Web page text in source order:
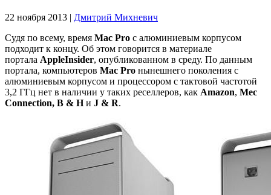
22 ноября 2013 | Дмитрий Михневич
Судя по всему, время Mac Pro с алюминиевым корпусом
подходит к концу. Об этом говорится в материале
портала AppleInsider, опубликованном в среду. По данным
портала, компьютеров Mac Pro нынешнего поколения с
алюминиевым корпусом и процессором с тактовой частотой
3,2 ГГц нет в наличии у таких реселлеров, как Amazon, Mec
Connection, B & H и J & R.